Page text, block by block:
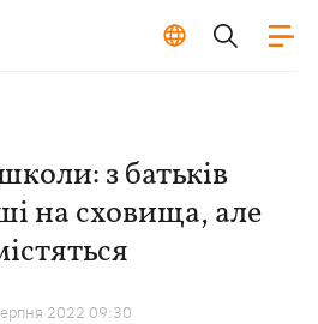
з батьків
на сховища, але
2022 09:30